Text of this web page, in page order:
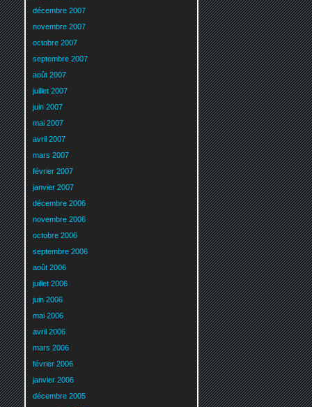
décembre 2007
novembre 2007
octobre 2007
septembre 2007
août 2007
juillet 2007
juin 2007
mai 2007
avril 2007
mars 2007
février 2007
janvier 2007
décembre 2006
novembre 2006
octobre 2006
septembre 2006
août 2006
juillet 2006
juin 2006
mai 2006
avril 2006
mars 2006
février 2006
janvier 2006
décembre 2005